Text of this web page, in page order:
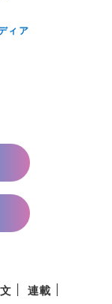
ィア
連載